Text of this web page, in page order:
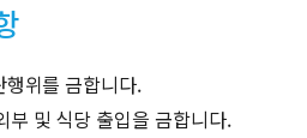
위를 금합니다.
부 및 식당 출입을 금합니다.